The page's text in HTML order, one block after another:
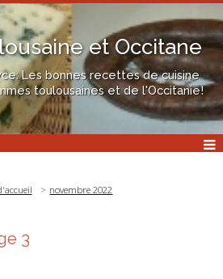
et Occitane
Les bonnes recettes de cuisine
toulousaines et de l'Occitanie!
novembre 2022
3